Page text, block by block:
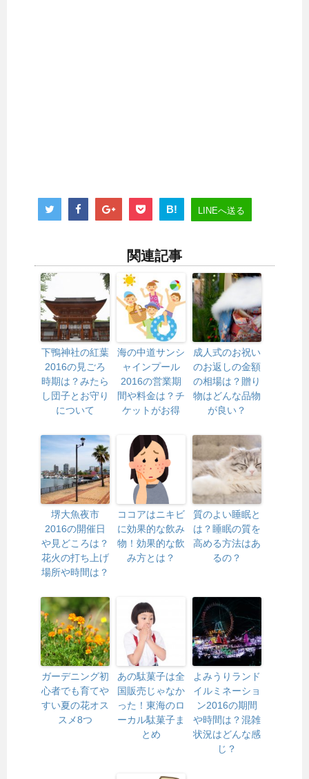
B! LINEへ送る
関連記事
下鴨神社の紅葉
2016の見ごろ
時期は？みたら
し団子とお守り
について
海の中道サンシ
ャインプール
2016の営業期
間や料金は？チ
ケットがお得
成人式のお祝い
のお返しの金額
の相場は？贈り
物はどんな品物
が良い？
堺大魚夜市
2016の開催日
や見どころは？
花火の打ち上げ
場所や時間は？
ココアはニキビ
に効果的な飲み
物！効果的な飲
み方とは？
質のよい睡眠と
は？睡眠の質を
高める方法はあ
るの？
ガーデニング初
心者でも育てや
すい夏の花オス
スメ8つ
あの駄菓子は全
国販売じゃなか
った！東海のロ
ーカル駄菓子ま
とめ
よみうりランド
イルミネーショ
ン2016の期間
や時間は？混雑
状況はどんな感
じ？